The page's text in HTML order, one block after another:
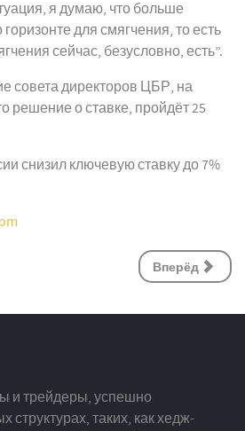
я думаю, что больше
для смягчения, то есть
сейчас, безусловно, есть”.
совета директоров ЦБР, на
решение о ставке, пройдёт 25
снизил ключевую ставку до 7%
Вперёд
и трейдеры, успешно
структурах, таких, как хедж-